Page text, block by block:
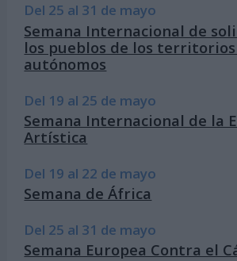
Del 25 al 31 de mayo
Semana Internacional de
los pueblos de los
autónomos
Del 19 al 25 de mayo
Semana Internacional de la
Artística
Del 19 al 22 de mayo
Semana de África
Del 25 al 31 de mayo
Semana Europea Contra el